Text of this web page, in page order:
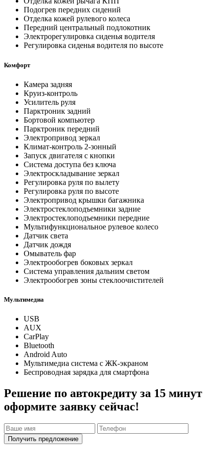
Подогрев передних сидений
Отделка кожей рулевого колеса
Передний центральный подлокотник
Электрорегулировка сиденья водителя
Регулировка сиденья водителя по высоте
Комфорт
Камера задняя
Круиз-контроль
Усилитель руля
Парктроник задний
Бортовой компьютер
Парктроник передний
Электропривод зеркал
Климат-контроль 2-зонный
Запуск двигателя с кнопки
Система доступа без ключа
Электроскладывание зеркал
Регулировка руля по вылету
Регулировка руля по высоте
Электропривод крышки багажника
Электростеклоподъемники задние
Электростеклоподъемники передние
Мультифункциональное рулевое колесо
Датчик света
Датчик дождя
Омыватель фар
Электрообогрев боковых зеркал
Система управления дальним светом
Электрообогрев зоны стеклоочистителей
Мультимедиа
USB
AUX
CarPlay
Bluetooth
Android Auto
Мультимедиа система с ЖК-экраном
Беспроводная зарядка для смартфона
Решение по автокредиту за 15 минут
оформите заявку сейчас!
Получить предложение